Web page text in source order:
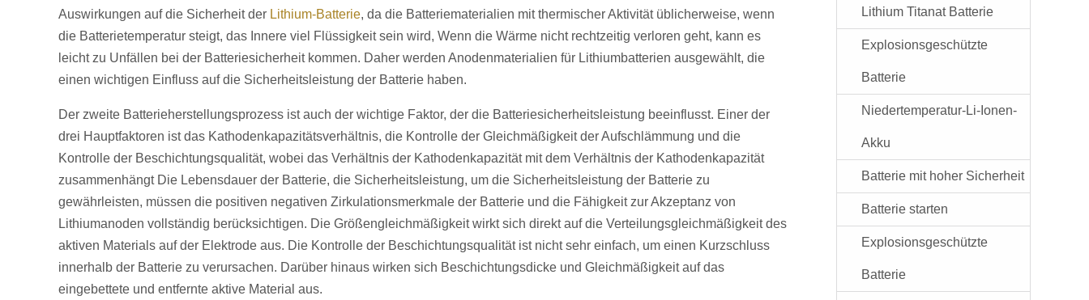
Auswirkungen auf die Sicherheit der Lithium-Batterie, da die Batteriematerialien mit thermischer Aktivität üblicherweise, wenn
die Batterietemperatur steigt, das Innere viel Flüssigkeit sein wird, Wenn die Wärme nicht rechtzeitig verloren geht, kann es
leicht zu Unfällen bei der Batteriesicherheit kommen. Daher werden Anodenmaterialien für Lithiumbatterien ausgewählt, die
einen wichtigen Einfluss auf die Sicherheitsleistung der Batterie haben.
Der zweite Batterieherstellungsprozess ist auch der wichtige Faktor, der die Batteriesicherheitsleistung beeinflusst. Einer der
drei Hauptfaktoren ist das Kathodenkapazitätsverhältnis, die Kontrolle der Gleichmäßigkeit der Aufschlämmung und die
Kontrolle der Beschichtungsqualität, wobei das Verhältnis der Kathodenkapazität mit dem Verhältnis der Kathodenkapazität
zusammenhängt Die Lebensdauer der Batterie, die Sicherheitsleistung, um die Sicherheitsleistung der Batterie zu
gewährleisten, müssen die positiven negativen Zirkulationsmerkmale der Batterie und die Fähigkeit zur Akzeptanz von
Lithiumanoden vollständig berücksichtigen. Die Größengleichmäßigkeit wirkt sich direkt auf die Verteilungsgleichmäßigkeit des
aktiven Materials auf der Elektrode aus. Die Kontrolle der Beschichtungsqualität ist nicht sehr einfach, um einen Kurzschluss
innerhalb der Batterie zu verursachen. Darüber hinaus wirken sich Beschichtungsdicke und Gleichmäßigkeit auf das
eingebettete und entfernte aktive Material aus.
Lithium Titanat Batterie
Explosionsgeschützte
Batterie
Niedertemperatur-Li-Ionen-
Akku
Batterie mit hoher Sicherheit
Batterie starten
Explosionsgeschützte
Batterie